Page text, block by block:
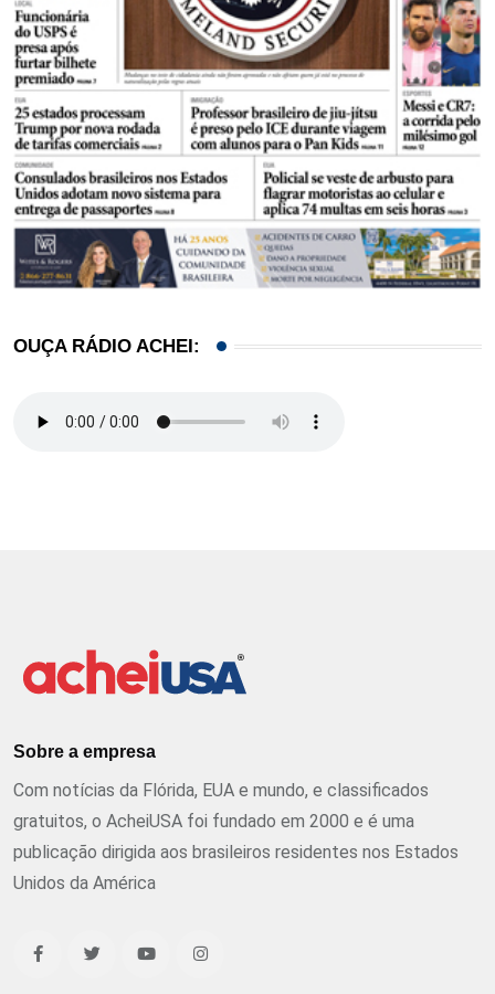
OUÇA RÁDIO ACHEI:
Sobre a empresa
Com notícias da Flórida, EUA e mundo, e classificados
gratuitos, o AcheiUSA foi fundado em 2000 e é uma
publicação dirigida aos brasileiros residentes nos Estados
Unidos da América